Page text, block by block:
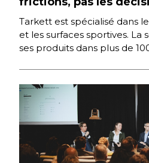
Tarkett est spécialisé dans
et les surfaces sportives. La
ses produits dans plus de